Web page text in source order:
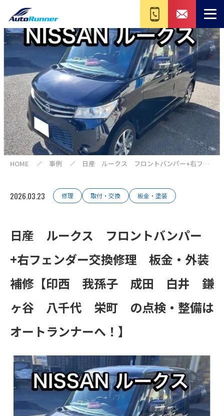
HOME 事例
日産 ルークス フロントバンパー+右フェ
の点検・整備はオートランナーへ！】
2026.03.23 修理 取付・交換 板金・塗装
日産 ルークス フロントバンパー
+右フェンダー交換修理 板金・外装
補修【印西 我孫子 成田 白井 鎌
ヶ谷 八千代 栄町 の点検・整備は
オートランナーへ！】